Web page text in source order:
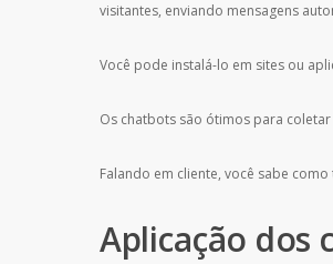
visitantes, enviando mensagens
Você pode instalá-lo em sites ou
Os chatbots são ótimos para
Falando em cliente, você sabe
Aplicação dos